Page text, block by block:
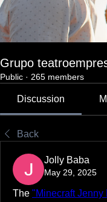
Grupo
Public · 265 members
Discussion
Back
Jolly Baba
May 29, 2025
The "Minecraft Jenny